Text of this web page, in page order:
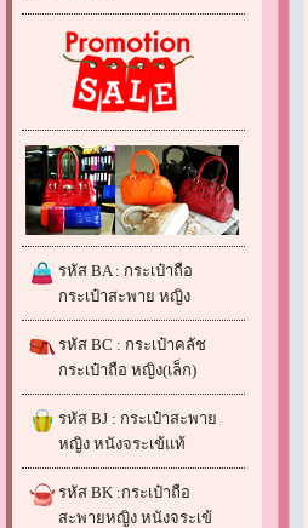
รหัส BA : กระเป๋าถือ
กระเป๋าสะพาย หญิง
รหัส BC : กระเป๋าคลัช
กระเป๋าถือ หญิง(เล็ก)
รหัส BJ : กระเป๋าสะพาย
หญิง หนังจระเข้แท้
รหัส BK :กระเป๋าถือ
สะพายหญิง หนังจระเข้